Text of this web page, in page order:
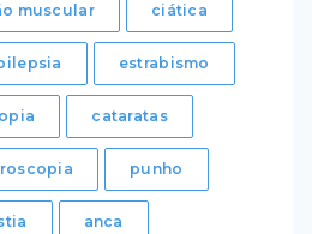
muscular ciática
estrabismo
cataratas
punho
anca